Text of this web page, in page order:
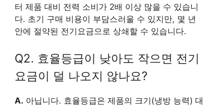
터 제품 대비 전력 소비가 2배 이상 많을 수 있습니
다. 초기 구매 비용이 부담스러울 수 있지만, 몇 년
안에 절약된 전기요금으로 상쇄할 수 있습니다.
Q2. 효율등급이 낮아도 작으면 전기
요금이 덜 나오지 않나요?
A. 아닙니다. 효율등급은 제품의 크기(냉방 능력) 대